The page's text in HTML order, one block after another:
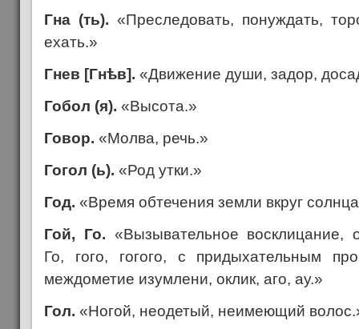
Гна (ть). «Преследовать, понуждать,
ехать.»
Гнев [Гнѣв]. «Движение души, задор,
Гобол (я). «Высота.»
Говор. «Молва, речь.»
Гогол (ь). «Род утки.»
Год. «Время обтечения земли вкруг
Гой, Го. «Вызывательное восклицание,
Го, гого, гогого, с придыхательным
междометие изумлени, оклик, аго, ау.»
Гол. «Ногой, неодетый, неимеющий